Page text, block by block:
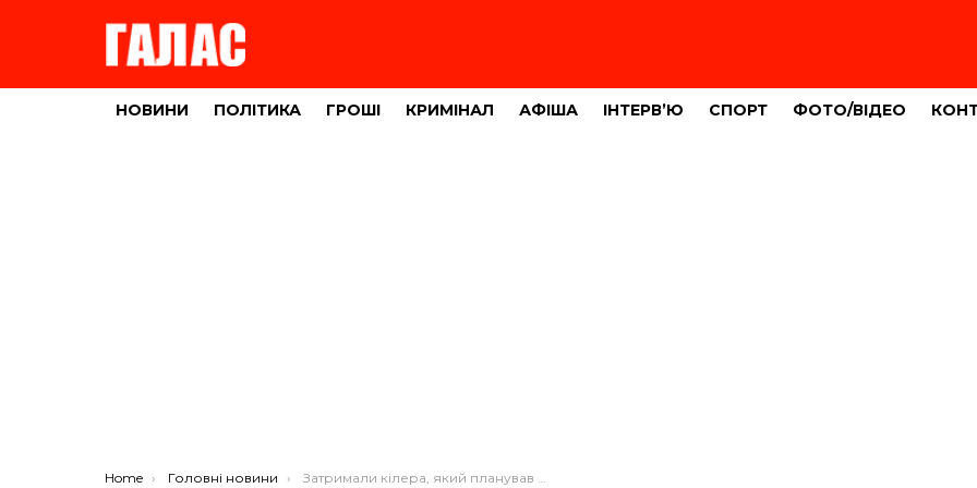
НОВИНИ ПОЛІТИКА ГРОШІ КРИМІНАЛ АФІША ІНТЕРВ’Ю СПОРТ ФОТО/ВІДЕО
You are here:
Home Головні новини Затримали кілера, який планував вбити бізнесмена з Тернопільщини